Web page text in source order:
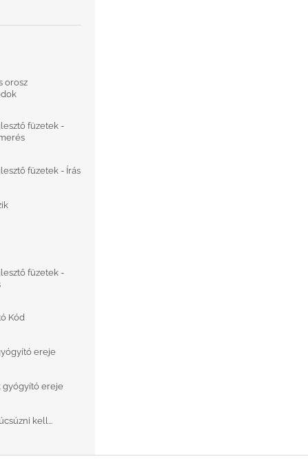
orosz
füzetek -
füzetek - Írás
füzetek -
Kód
ereje
gyógyító ereje
kell...